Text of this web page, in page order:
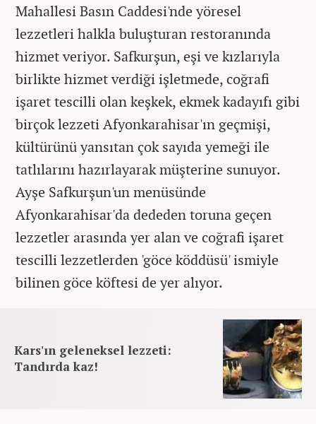
Mahallesi Basın Caddesi'nde yöresel
lezzetleri halkla buluşturan restoranında
hizmet veriyor. Safkurşun, eşi ve kızlarıyla
birlikte hizmet verdiği işletmede, coğrafi
işaret tescilli olan keşkek, ekmek kadayıfı gibi
birçok lezzeti Afyonkarahisar'ın geçmişi,
kültürünü yansıtan çok sayıda yemeği ile
tatlılarını hazırlayarak müşterine sunuyor.
Ayşe Safkurşun'un menüsünde
Afyonkarahisar'da dededen toruna geçen
lezzetler arasında yer alan ve coğrafi işaret
tescilli lezzetlerden 'göce köddüsü' ismiyle
bilinen göce köftesi de yer alıyor.
Kars'ın geleneksel lezzeti:
Tandırda kaz!